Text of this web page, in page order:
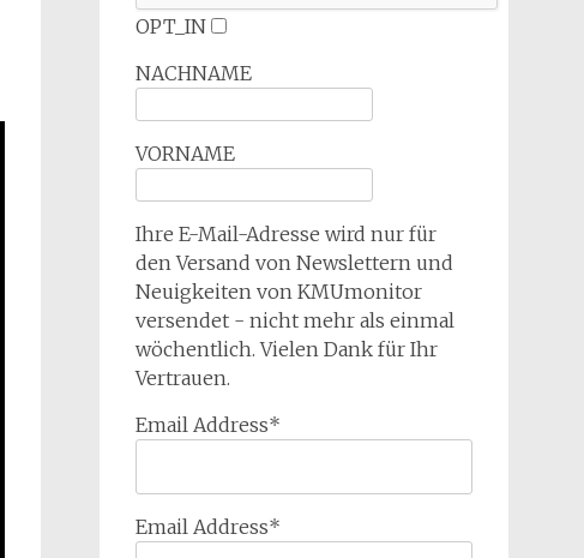
OPT_IN
NACHNAME
VORNAME
Ihre E-Mail-Adresse wird nur für
den Versand von Newslettern und
Neuigkeiten von KMUmonitor
versendet - nicht mehr als einmal
wöchentlich. Vielen Dank für Ihr
Vertrauen.
Email Address*
Email Address*